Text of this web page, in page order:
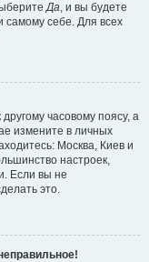
Да, и вы будете
самому себе. Для всех
часовому поясу, а
измените в личных
Москва, Киев и
настроек,
Если вы не
это.